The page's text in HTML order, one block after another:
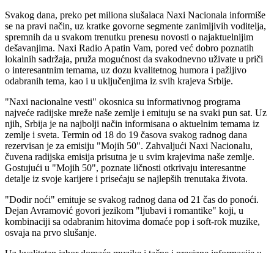
Svakog dana, preko pet miliona slušalaca Naxi Nacionala informiše
se na pravi način, uz kratke govorne segmente zanimljivih voditelja,
spremnih da u svakom trenutku prenesu novosti o najaktuelnijim
dešavanjima. Naxi Radio Apatin Vam, pored već dobro poznatih
lokalnih sadržaja, pruža mogućnost da svakodnevno uživate u priči
o interesantnim temama, uz dozu kvalitetnog humora i pažljivo
odabranih tema, kao i u uključenjima iz svih krajeva Srbije.
"Naxi nacionalne vesti" okosnica su informativnog programa
najveće radijske mreže naše zemlje i emituju se na svaki pun sat. Uz
njih, Srbija je na najbolji način informisana o aktuelnim temama iz
zemlje i sveta. Termin od 18 do 19 časova svakog radnog dana
rezervisan je za emisiju "Mojih 50". Zahvaljući Naxi Nacionalu,
čuvena radijska emisija prisutna je u svim krajevima naše zemlje.
Gostujući u "Mojih 50", poznate ličnosti otkrivaju interesantne
detalje iz svoje karijere i prisećaju se najlepših trenutaka života.
"Dodir noći" emituje se svakog radnog dana od 21 čas do ponoći.
Dejan Avramović govori jezikom "ljubavi i romantike" koji, u
kombinaciji sa odabranim hitovima domaće pop i soft-rok muzike,
osvaja na prvo slušanje.